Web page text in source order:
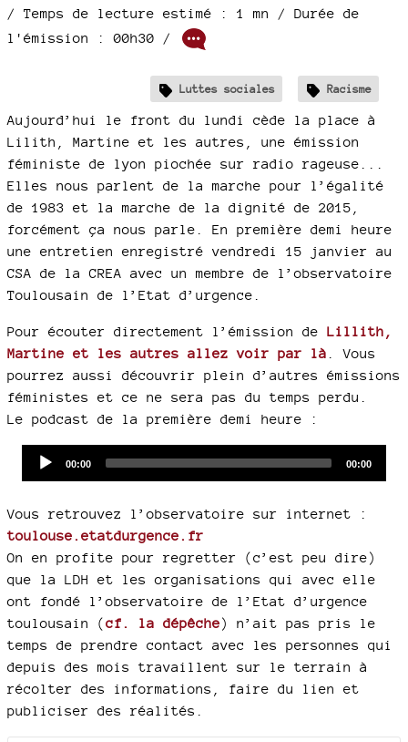
/ Temps de lecture estimé : 1 mn / Durée de
l'émission : 00h30 /
Luttes sociales Racisme
Aujourd’hui le front du lundi cède la place à
Lilith, Martine et les autres, une émission
féministe de lyon piochée sur radio rageuse...
Elles nous parlent de la marche pour l’égalité
de 1983 et la marche de la dignité de 2015,
forcément ça nous parle. En première demi heure
une entretien enregistré vendredi 15 janvier au
CSA de la CREA avec un membre de l’observatoire
Toulousain de l’Etat d’urgence.
Pour écouter directement l’émission de Lillith,
Martine et les autres allez voir par là . Vous
pourrez aussi découvrir plein d’autres émissions
féministes et ce ne sera pas du temps perdu.
Le podcast de la première demi heure :
Current
00:00
Total
00:00
Vous retrouvez l’observatoire sur internet :
toulouse.etatdurgence.fr
On en profite pour regretter (c’est peu dire)
que la LDH et les organisations qui avec elle
ont fondé l’observatoire de l’Etat d’urgence
toulousain (cf. la dépêche) n’ait pas pris le
temps de prendre contact avec les personnes qui
depuis des mois travaillent sur le terrain à
récolter des informations, faire du lien et
publiciser des réalités.